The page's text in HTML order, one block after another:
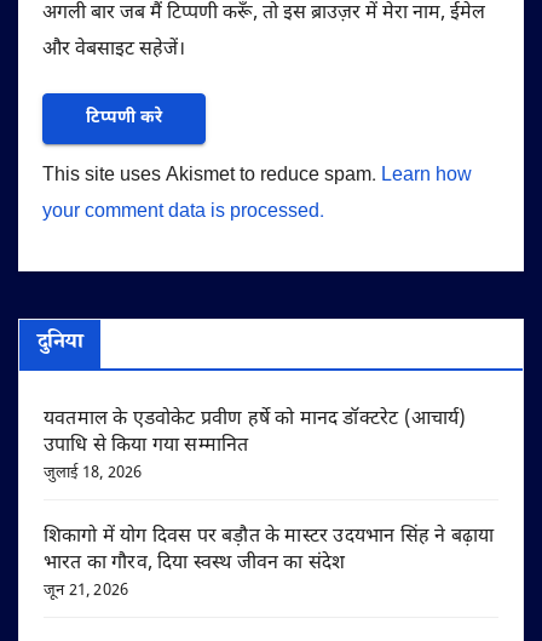
अगली बार जब मैं टिप्पणी करूँ, तो इस ब्राउज़र में मेरा नाम, ईमेल
और वेबसाइट सहेजें।
This site uses Akismet to reduce spam. Learn how
your comment data is processed.
दुनिया
यवतमाल के एडवोकेट प्रवीण हर्षे को मानद डॉक्टरेट (आचार्य)
उपाधि से किया गया सम्मानित
जुलाई 18, 2026
शिकागो में योग दिवस पर बड़ौत के मास्टर उदयभान सिंह ने बढ़ाया
भारत का गौरव, दिया स्वस्थ जीवन का संदेश
जून 21, 2026